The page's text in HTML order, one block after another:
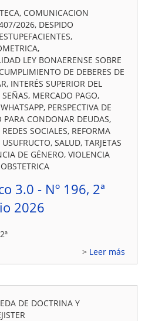
COMUNICACION
2026, DESPIDO
LEY BONAERENSE SOBRE
DE DEBERES DE
INTERÉS SUPERIOR DEL
MERCADO PAGO,
PERSPECTIVA DE
PARA CONDONAR DEUDAS,
SOCIALES, REFORMA
SALUD, TARJETAS
DE GÉNERO, VIOLENCIA
3.0 - Nº 196, 2ª
2026
Leer más
DE DOCTRINA Y